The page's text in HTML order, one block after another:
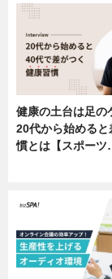
健康の土台は足の
20代から始めると
慣とは【スポー